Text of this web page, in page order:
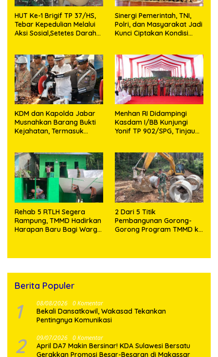
HUT Ke-1 Brigif TP 37/HS,
Tebar Kepedulian Melalui
Aksi Sosial,Setetes Darah
Sinergi Pemerintah, TNI,
Polri, dan Masyarakat Jadi
Kunci Ciptakan Kondisi
KDM dan Kapolda Jabar
Musnahkan Barang Bukti
Kejahatan, Termasuk
Menhan RI Didampingi
Kasdam I/BB Kunjungi
Yonif TP 902/SPG, Tinjau
Rehab 5 RTLH Segera
Rampung, TMMD Hadirkan
Harapan Baru Bagi Warga
2 Dari 5 Titik
Pembangunan Gorong-
Gorong Program TMMD ke
Berita Populer
1 08/08/2026 0 Komentar
Bekali Dansatkowil, Wakasad Tekankan
Pentingnya Komunikasi
2 09/07/2026 0 Komentar
April DA7 Makin Bersinar! KDA Sulawesi Bersatu
Gerakkan Promosi Besar-Besaran di Makassar